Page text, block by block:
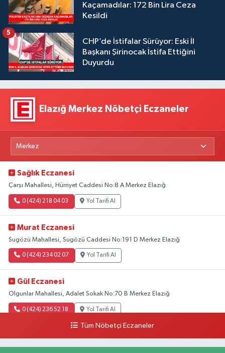
Kaçamadılar: 172 Bin Lira Ceza
Kesildi
CHP’de İstifalar Sürüyor: Eski İl
Başkanı Şirinocak İstifa Ettiğini
Duyurdu
5
Elazığ Merkez Nöbetçi Eczaneler
Sağlık Eczanesi
Çarşı Mahallesi, Hürriyet Caddesi No:8 A Merkez Elazığ
0 (424) 218 04 03 Yol Tarifi Al
Murat Eczanesi
Sugözü Mahallesi, Sugözü Caddesi No:191 D Merkez Elazığ
0 (424) 234 02 07 Yol Tarifi Al
Gül Eczanesi
Olgunlar Mahallesi, Adalet Sokak No:70 B Merkez Elazığ
0 (424) 236 52 18 Yol Tarifi Al
Üniversite Mahallesi, Yunus Emre Bulvarı, No:2 A Merkez Elazığ
Tüm Nöbetçi Eczaneler